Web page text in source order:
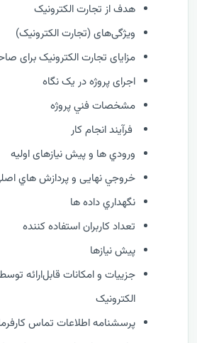
هدف از تجارت الکترونیک
ویژگی‌های (تجارت الکترونیک)
مزایای تجارت الکترونیک برای
اجرای پروژه در یک نگاه
مشخصات فني پروژه
فرآيند انجام کار
ورودي ها و پیش نیازهای اولیه
خروجي نهایی و پردازش هاي
نگهداري داده ها
تعداد کاربران استفاده کننده
پیش نیازها
جزییات و امکانات قابل‌ارائه
الکترونیک
پرسشنامه اطلاعات تماس